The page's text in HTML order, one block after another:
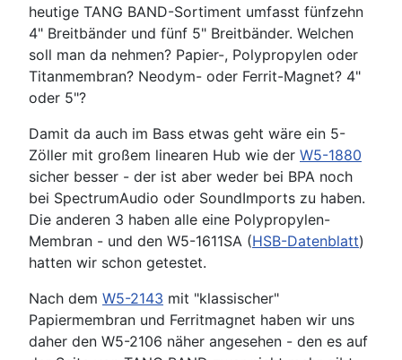
heutige TANG BAND-Sortiment umfasst fünfzehn
4" Breitbänder und fünf 5" Breitbänder. Welchen
soll man da nehmen? Papier-, Polypropylen oder
Titanmembran? Neodym- oder Ferrit-Magnet? 4"
oder 5"?
Damit da auch im Bass etwas geht wäre ein 5-
Zöller mit großem linearen Hub wie der W5-1880
sicher besser - der ist aber weder bei BPA noch
bei SpectrumAudio oder SoundImports zu haben.
Die anderen 3 haben alle eine Polypropylen-
Membran - und den W5-1611SA (HSB-Datenblatt)
hatten wir schon getestet.
Nach dem W5-2143 mit "klassischer"
Papiermembran und Ferritmagnet haben wir uns
daher den W5-2106 näher angesehen - den es auf